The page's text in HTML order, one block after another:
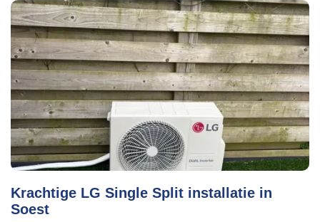
Krachtige LG Single Split installatie in
Soest